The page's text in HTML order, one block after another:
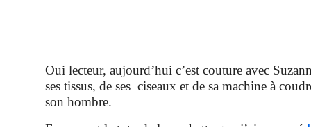
Oui lecteur, aujourd’hui c’est couture avec
ses tissus, de ses ciseaux et de sa machine à
son hombre.